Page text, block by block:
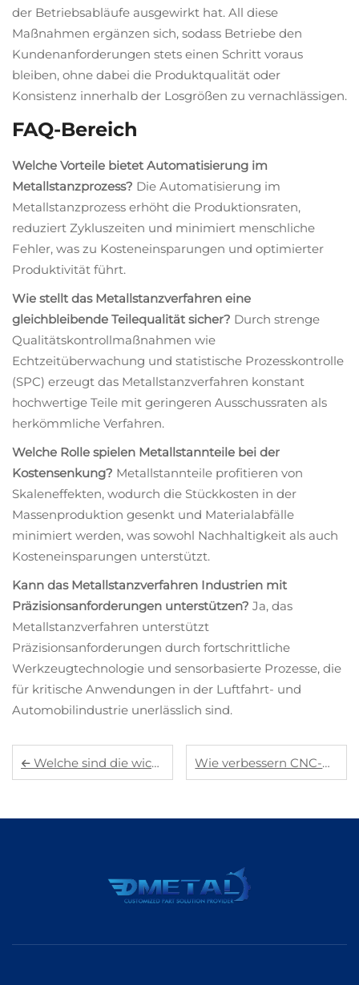
der Betriebsabläufe ausgewirkt hat. All diese
Maßnahmen ergänzen sich, sodass Betriebe den
Kundenanforderungen stets einen Schritt voraus
bleiben, ohne dabei die Produktqualität oder
Konsistenz innerhalb der Losgrößen zu vernachlässigen.
FAQ-Bereich
Welche Vorteile bietet Automatisierung im
Metallstanzprozess? Die Automatisierung im
Metallstanzprozess erhöht die Produktionsraten,
reduziert Zykluszeiten und minimiert menschliche
Fehler, was zu Kosteneinsparungen und optimierter
Produktivität führt.
Wie stellt das Metallstanzverfahren eine
gleichbleibende Teilequalität sicher? Durch strenge
Qualitätskontrollmaßnahmen wie
Echtzeitüberwachung und statistische Prozesskontrolle
(SPC) erzeugt das Metallstanzverfahren konstant
hochwertige Teile mit geringeren Ausschussraten als
herkömmliche Verfahren.
Welche Rolle spielen Metallstannteile bei der
Kostensenkung? Metallstannteile profitieren von
Skaleneffekten, wodurch die Stückkosten in der
Massenproduktion gesenkt und Materialabfälle
minimiert werden, was sowohl Nachhaltigkeit als auch
Kosteneinsparungen unterstützt.
Kann das Metallstanzverfahren Industrien mit
Präzisionsanforderungen unterstützen? Ja, das
Metallstanzverfahren unterstützt
Präzisionsanforderungen durch fortschrittliche
Werkzeugtechnologie und sensorbasierte Prozesse, die
für kritische Anwendungen in der Luftfahrt- und
Automobilindustrie unerlässlich sind.
Welche sind die wichtigsten Vorteile bei der Verwendung von Aluminiumgussbauteilen? Wie verbessern CNC-Bauteile Präzision und Individualisierung?